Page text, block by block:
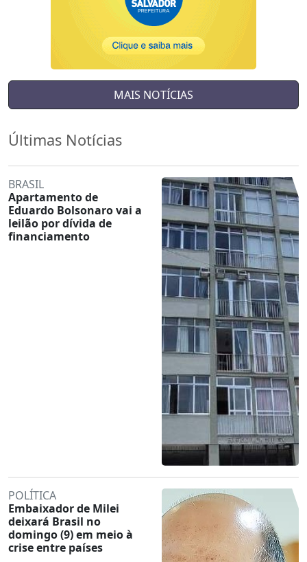
MAIS NOTÍCIAS
Últimas Notícias
BRASIL
Apartamento de
Eduardo Bolsonaro vai a
leilão por dívida de
financiamento
POLÍTICA
Embaixador de Milei
deixará Brasil no
domingo (9) em meio à
crise entre países